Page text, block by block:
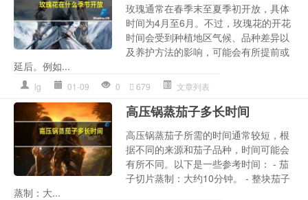
玫瑰通常在春季末至夏季初开放，具体
时间为4月至6月。不过，玫瑰花的开花
时间会受到种植地区气候、品种差异以
及养护方法的影响，可能会有所提前或
延后。例如...
lg 01-09 0 679 文章列表
高压锅蒸茄子多长时间
高压锅蒸茄子所需的时间通常较短，根
据不同的来源和茄子品种，时间可能会
有所不同。以下是一些参考时间： - 茄
子切片蒸制：大约10分钟。 - 整块茄子
蒸制：大...